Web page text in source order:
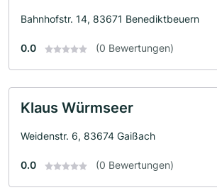
Bahnhofstr. 14, 83671 Benediktbeuern
0.0 (0 Bewertungen)
Klaus Würmseer
Weidenstr. 6, 83674 Gaißach
0.0 (0 Bewertungen)